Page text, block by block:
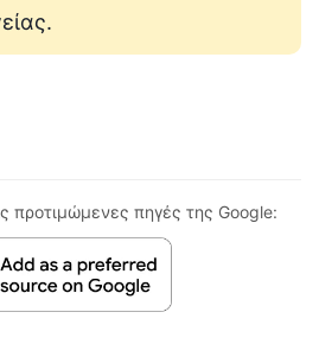
προτιμώμενες πηγές της Google: